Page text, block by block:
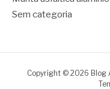
Sem categoria
Copyright © 2026 Blog